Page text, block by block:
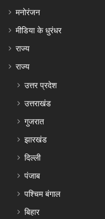
मनोरंजन
मीडिया के धुरंधर
राज्य
राज्य
उत्तर प्रदेश
उत्तराखंड
गुजरात
झारखंड
दिल्ली
पंजाब
पश्चिम बंगाल
बिहार